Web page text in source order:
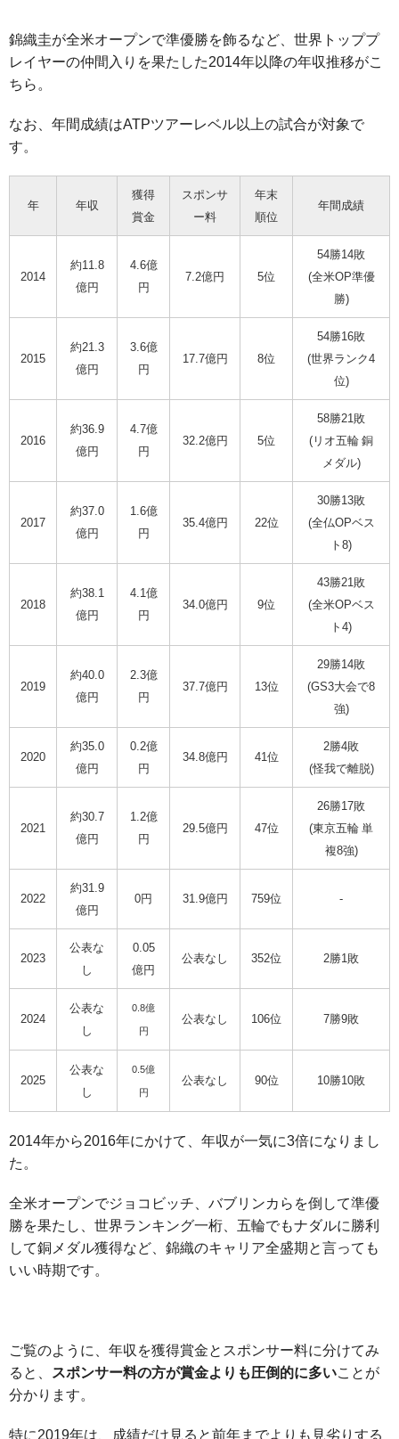
錦織圭が全米オープンで準優勝を飾るなど、世界トッププ
レイヤーの仲間入りを果たした2014年以降の年収推移がこ
ちら。
なお、年間成績はATPツアーレベル以上の試合が対象で
す。
年 年収
獲得
賞金
スポンサ
ー料
年末
順位
年間成績
2014
約11.8
億円
4.6億
円
7.2億円 5位
54勝14敗
(全米OP準優
勝)
2015
約21.3
億円
3.6億
円
17.7億円 8位
54勝16敗
(世界ランク4
位)
2016
約36.9
億円
4.7億
円
32.2億円 5位
58勝21敗
(リオ五輪 銅
メダル)
2017
約37.0
億円
1.6億
円
35.4億円 22位
30勝13敗
(全仏OPベス
ト8)
2018
約38.1
億円
4.1億
円
34.0億円 9位
43勝21敗
(全米OPベス
ト4)
2019
約40.0
億円
2.3億
円
37.7億円 13位
29勝14敗
(GS3大会で8
強)
2020
約35.0
億円
0.2億
円
34.8億円 41位
2勝4敗
(怪我で離脱)
2021
約30.7
億円
1.2億
円
29.5億円 47位
26勝17敗
(東京五輪 単
複8強)
2022
約31.9
億円
0円 31.9億円 759位 -
2023
公表な
し
0.05
億円
公表なし 352位 2勝1敗
2024
公表な
し
0.8億
円
公表なし 106位 7勝9敗
2025
公表な
し
0.5億
円
公表なし 90位 10勝10敗
2014年から2016年にかけて、年収が一気に3倍になりまし
た。
全米オープンでジョコビッチ、バブリンカらを倒して準優
勝を果たし、世界ランキング一桁、五輪でもナダルに勝利
して銅メダル獲得など、錦織のキャリア全盛期と言っても
いい時期です。
ご覧のように、年収を獲得賞金とスポンサー料に分けてみ
ると、
スポンサー料の方が賞金よりも圧倒的に多いことが
分かります。
特に2019年は、成績だけ見ると前年までよりも見劣りする